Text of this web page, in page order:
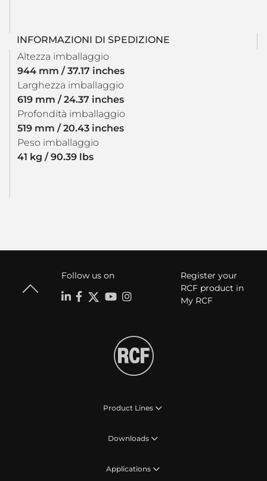
INFORMAZIONI DI SPEDIZIONE
Altezza imballaggio
944 mm / 37.17 inches
Larghezza imballaggio
619 mm / 24.37 inches
Profondità imballaggio
519 mm / 20.43 inches
Peso imballaggio
41 kg / 90.39 lbs
Follow us on
Register your
RCF product in
My RCF
Product Lines
Downloads
Applications